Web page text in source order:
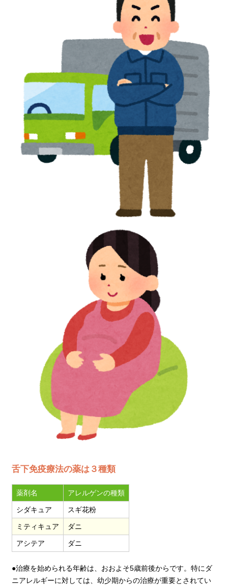
舌下免疫療法の薬は３種類
薬剤名 アレルゲンの種類
シダキュア スギ花粉
ミティキュア ダニ
アシテア ダニ
●治療を始められる年齢は、おおよそ5歳前後からです。特にダ
ニアレルギーに対しては、幼少期からの治療が重要とされてい